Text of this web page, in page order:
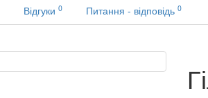
Відгуки 0 Питання - відповідь 0